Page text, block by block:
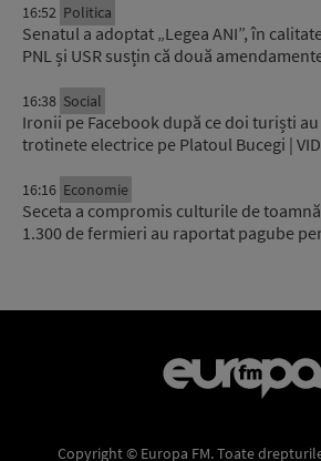
16:52 Politica
Senatul a adoptat „Legea ANI”, în
PNL și USR susțin că două
16:38 Social
Ironii pe Facebook după ce doi turiști
trotinete electrice pe Platoul Bucegi |
16:16 Economie
Seceta a compromis culturile de
1.300 de fermieri au raportat pagube
Copyright © Europa FM. Toate